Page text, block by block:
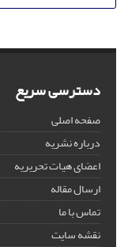
دسترسی سریع
صفحه اصلی
درباره نشریه
اعضای هیات تحریریه
ارسال مقاله
تماس با ما
نقشه سایت